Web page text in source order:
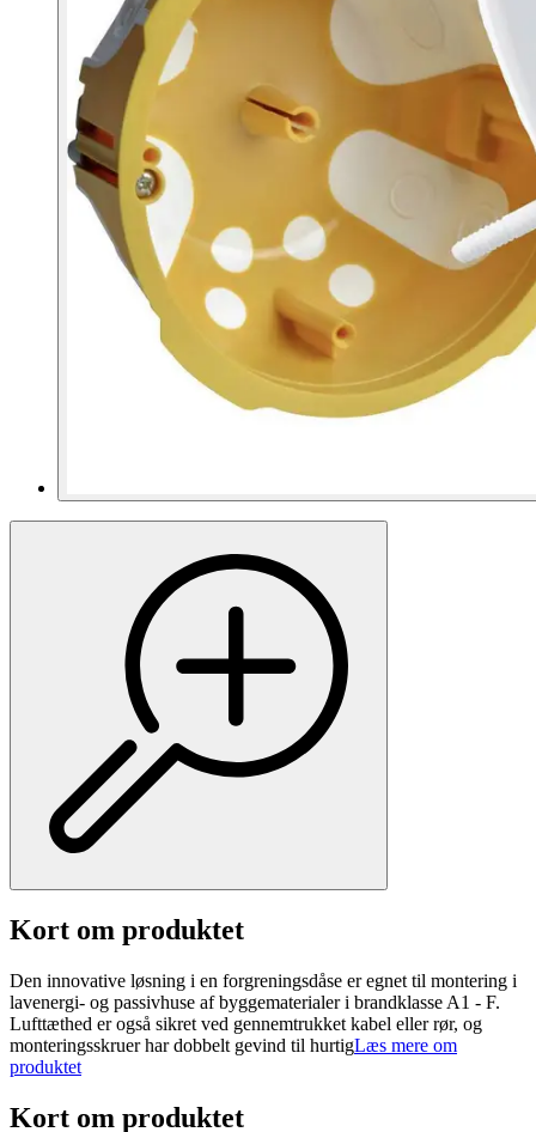
Kort om produktet
Den innovative løsning i en forgreningsdåse er egnet til montering i
lavenergi- og passivhuse af byggematerialer i brandklasse A1 - F.
Lufttæthed er også sikret ved gennemtrukket kabel eller rør, og
monteringsskruer har dobbelt gevind til hurtigLæs mere om
produktet
Kort om produktet